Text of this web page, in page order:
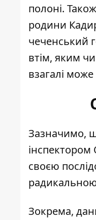
полоні.
родини
чеченський
втім, яким
взагалі
Зазначимо,
інспектором
своєю
радикальною
Зокрема,